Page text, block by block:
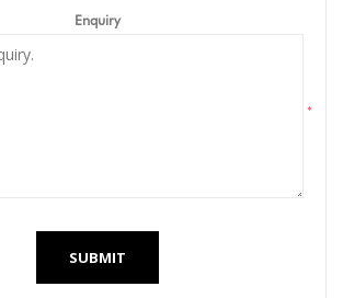
Enquiry
*
SUBMIT